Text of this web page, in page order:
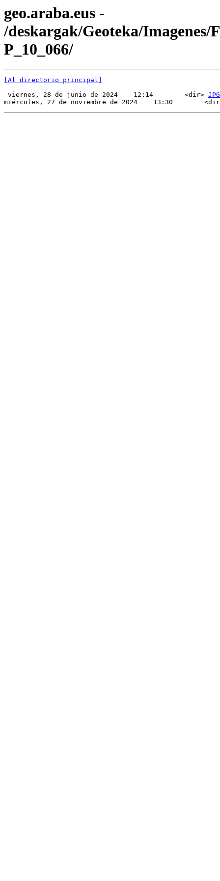
geo.araba.eus -
/deskargak/Geoteka/Imagenes/
P_10_066/
[Al directorio principal]
viernes, 28 de junio de 2024    12:14        <dir> JPG
miércoles, 27 de noviembre de 2024    13:30